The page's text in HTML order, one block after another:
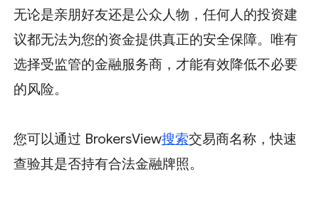
无论是亲朋好友还是公众人物，任何人的投资建
议都无法为您的资金提供真正的安全保障。唯有
选择受监管的金融服务商，才能有效降低不必要
的风险。
您可以通过 BrokersView搜索交易商名称，快速
查验其是否持有合法金融牌照。